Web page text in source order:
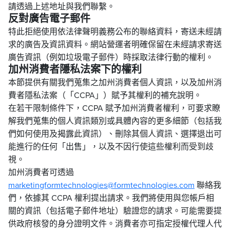
請透過上述地址與我們聯繫。
反對廣告電子郵件
特此拒絕使用依法律聲明義務公布的聯絡資料，寄送未經請
求的廣告及資訊資料。網站營運者明確保留在未經請求寄送
廣告資訊（例如垃圾電子郵件）時採取法律行動的權利。
加州消費者隱私法案下的權利
本節提供有關我們蒐集之加州消費者個人資訊，以及加州消
費者隱私法案（「CCPA」）賦予其權利的補充說明。
在若干限制條件下，CCPA 賦予加州消費者權利，可要求瞭
解我們蒐集的個人資訊類別或具體內容的更多細節（包括我
們如何使用及揭露此資訊）、刪除其個人資訊、選擇退出可
能進行的任何「出售」，以及不因行使這些權利而受到歧
視。
加州消費者可透過
marketingformtechnologies@formtechnologies.com 聯絡我
們，依據其 CCPA 權利提出請求。我們將使用與您帳戶相
關的資訊（包括電子郵件地址）驗證您的請求。可能需要提
供政府核發的身分證明文件。消費者亦可指定授權代理人代